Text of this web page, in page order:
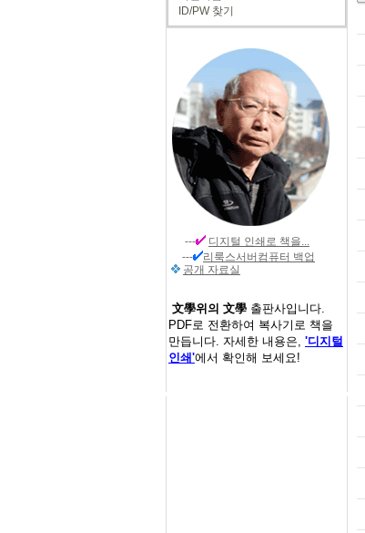
ID/PW 찾기
--- 디지털 인쇄 로 책을...
---
리룩스서버컴퓨터 백업
공개 자료실
文學위의 文學 출판사입니다.
PDF로 전환하여 복사기로 책을
만듭니다. 자세한 내용은, '디지털
인쇄'에서 확인해 보세요!